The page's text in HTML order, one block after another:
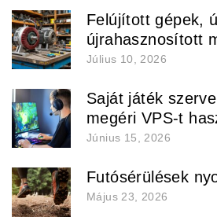
Július 10, 2026
Felújított gépek,
újrahasznosított
Június 15, 2026
Saját játék
megéri VPS-t
Május 23, 2026
Futósérülések